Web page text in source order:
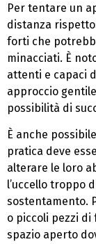
Per tentare un
distanza
forti che
minacciati. È
attenti e capaci
approccio
possibilità di
È anche
pratica deve
alterare le loro
l’uccello troppo
sostentamento.
o piccoli pezzi
spazio aperto